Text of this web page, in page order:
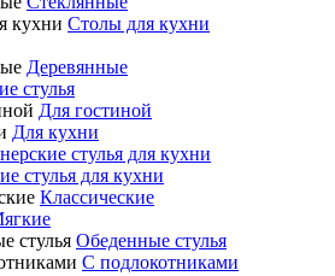
Столы для кухни
Деревянные
стулья
Для гостиной
Для кухни
стулья для кухни
стулья для кухни
Классические
Обеденные стулья
С подлокотниками